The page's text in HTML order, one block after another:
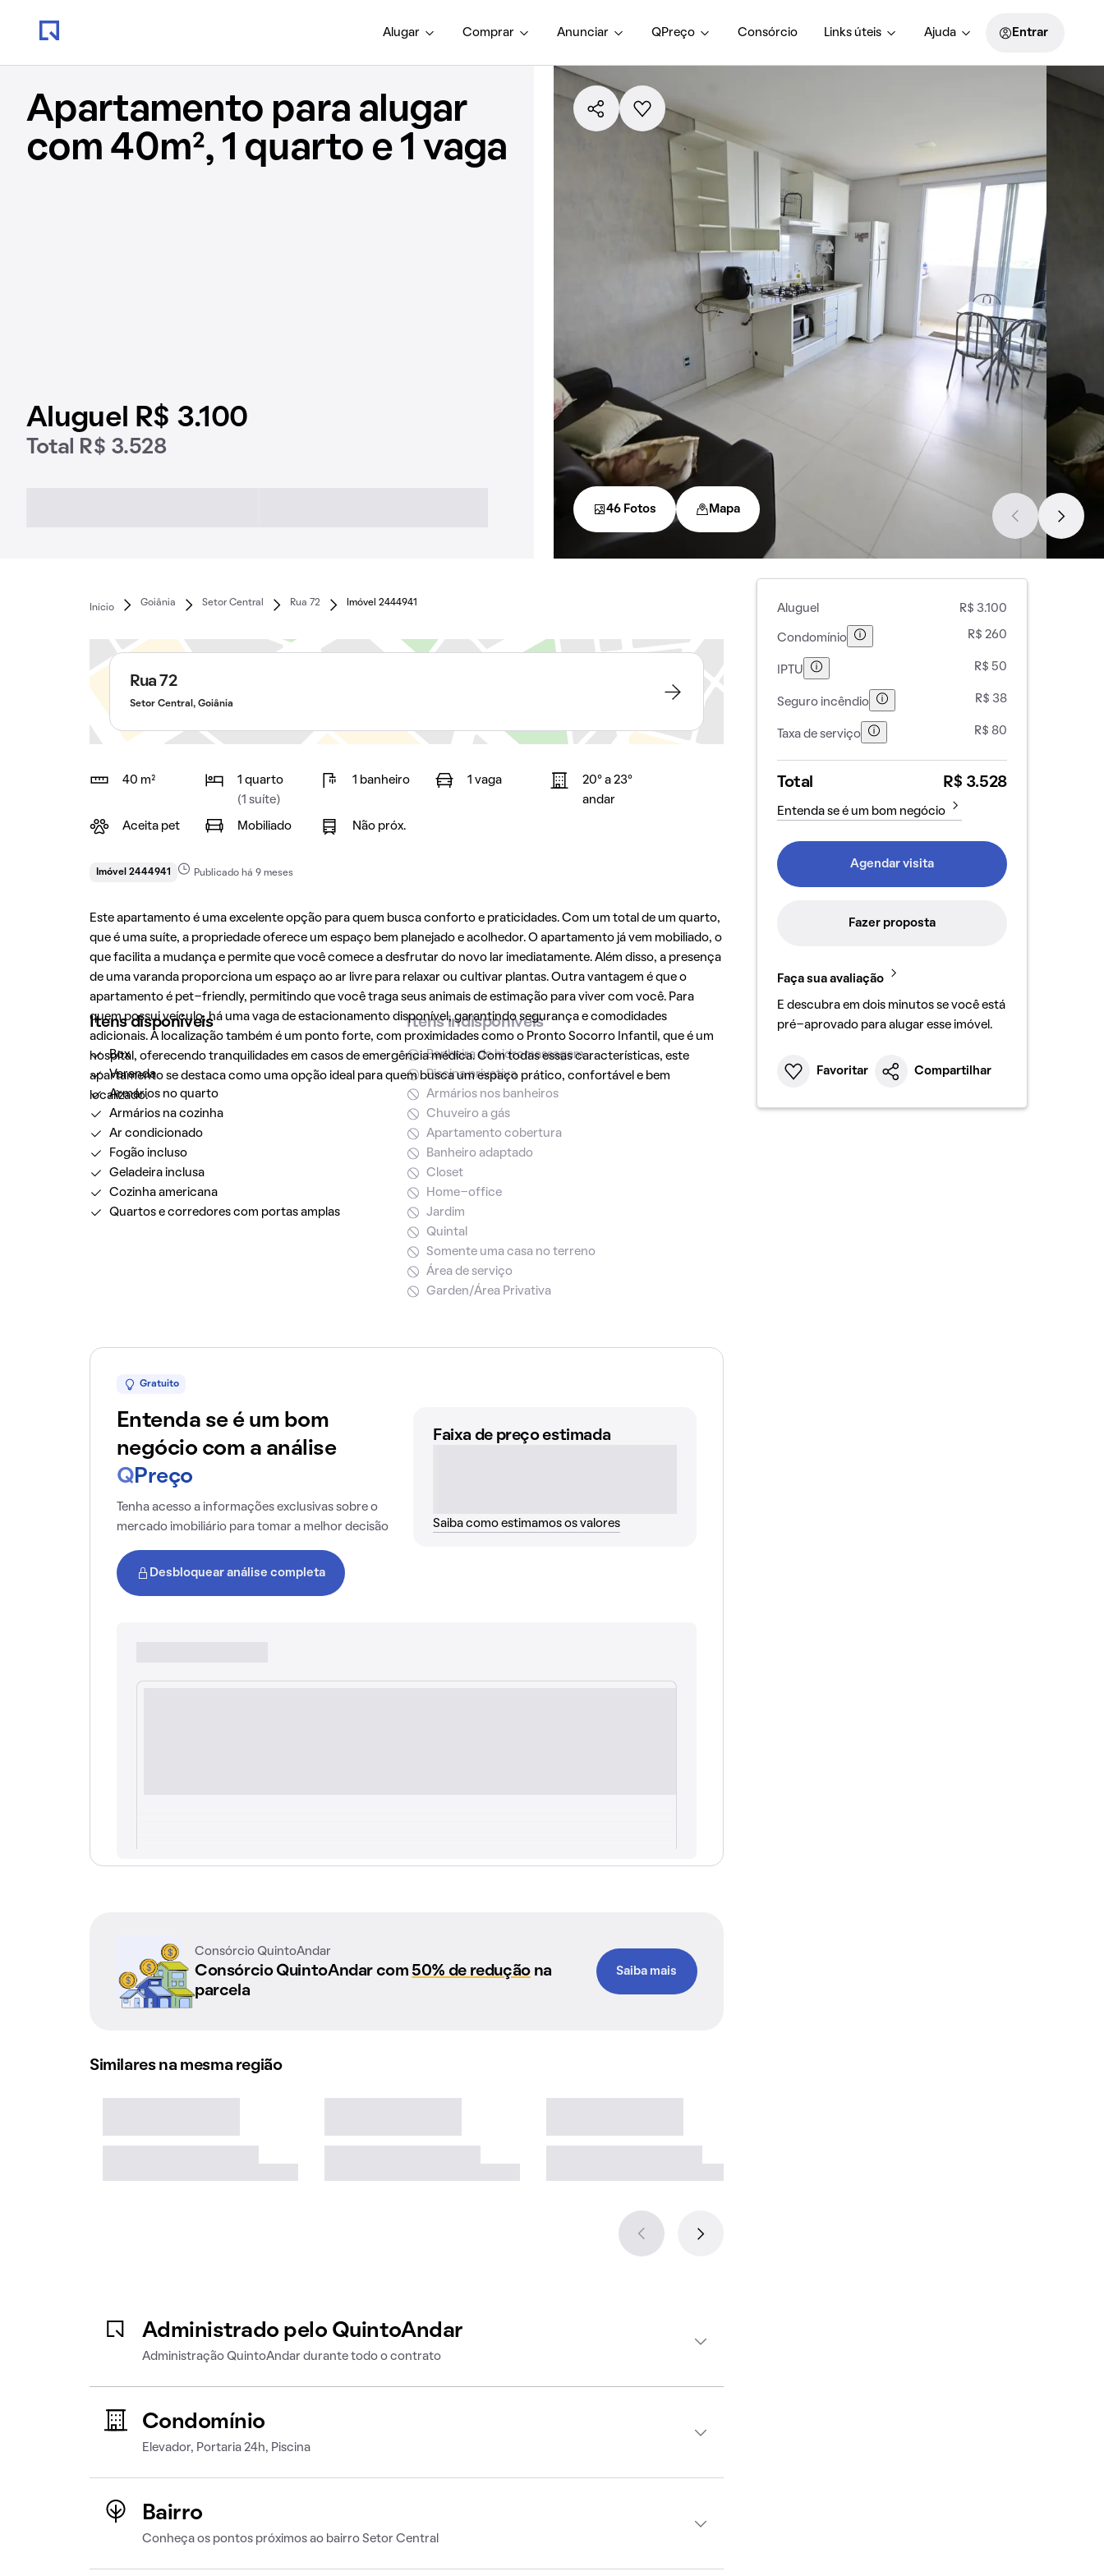
Alugar Comprar Anunciar QPreço Consórcio Links úteis Ajuda Entrar
Apartamento para alugar
com 40m², 1 quarto e 1 vaga
Aluguel R$ 3.100
Total R$ 3.528
46 Fotos Mapa
Início
Goiânia Setor Central Rua 72 Imóvel 2444941
Rua 72
Setor Central, Goiânia
40 m²
1 quarto
(1 suíte)
1 banheiro 1 vaga
20° a 23°
andar
Aceita pet Mobiliado Não próx.
Imóvel 2444941 Publicado há 9 meses
Este apartamento é uma excelente opção para quem busca conforto e praticidades. Com um total de um quarto,
que é uma suíte, a propriedade oferece um espaço bem planejado e acolhedor. O apartamento já vem mobiliado, o
que facilita a mudança e permite que você comece a desfrutar do novo lar imediatamente. Além disso, a presença
de uma varanda proporciona um espaço ao ar livre para relaxar ou cultivar plantas. Outra vantagem é que o
apartamento é pet-friendly, permitindo que você traga seus animais de estimação para viver com você. Para
quem possui veículo, há uma vaga de estacionamento disponível, garantindo segurança e comodidades
adicionais. A localização também é um ponto forte, com proximidades como o Pronto Socorro Infantil, que é um
hospital, oferecendo tranquilidades em casos de emergência médica. Com todas essas características, este
apartamento se destaca como uma opção ideal para quem busca um espaço prático, confortável e bem
localizado.
Itens disponíveis
Box
Varanda
Armários no quarto
Armários na cozinha
Ar condicionado
Fogão incluso
Geladeira inclusa
Cozinha americana
Quartos e corredores com portas amplas
Itens indisponíveis
Banheira de hidromassagem
Piscina privativa
Armários nos banheiros
Chuveiro a gás
Apartamento cobertura
Banheiro adaptado
Closet
Home-office
Jardim
Quintal
Somente uma casa no terreno
Área de serviço
Garden/Área Privativa
Gratuito
Entenda se é um bom
negócio com a análise
Q Preço
Tenha acesso a informações exclusivas sobre o
mercado imobiliário para tomar a melhor decisão
Desbloquear análise completa
Faixa de preço estimada
Saiba como estimamos os valores
Consórcio QuintoAndar
Consórcio QuintoAndar com 50% de reduçãona
parcela
Saiba mais
Similares na mesma região
Administrado pelo QuintoAndar
Administração QuintoAndar durante todo o contrato
Condomínio
Elevador, Portaria 24h, Piscina
Bairro
Conheça os pontos próximos ao bairro Setor Central
Aluguel R$ 3.100
Condomínio R$ 260
IPTU R$ 50
Seguro incêndio R$ 38
Taxa de serviço R$ 80
Total R$ 3.528
Entenda se é um bom negócio
Agendar visita
Fazer proposta
Faça sua avaliação
E descubra em dois minutos se você está
pré-aprovado para alugar esse imóvel.
Favoritar Compartilhar